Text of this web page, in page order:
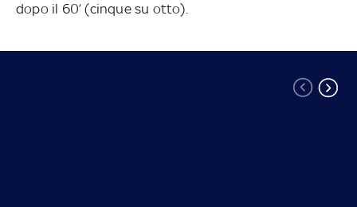
dopo il 60’ (cinque su otto).